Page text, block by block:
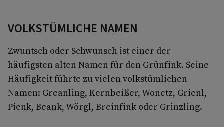
VOLKSTÜMLICHE NAMEN
Zwuntsch oder Schwunsch ist einer der
häufigsten alten Namen für den Grünfink. Seine
Häufigkeit führte zu vielen volkstümlichen
Namen: Greanling, Kernbeißer, Wonetz, Grienl,
Pienk, Beank, Wörgl, Breinfink oder Grinzling.